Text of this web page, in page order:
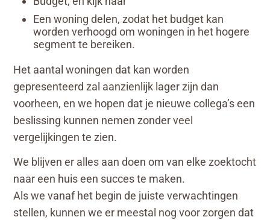
Een woning delen, zodat het budget kan
worden verhoogd om woningen in het hogere
segment te bereiken.
Het aantal woningen dat kan worden
gepresenteerd zal aanzienlijk lager zijn dan
voorheen, en we hopen dat je nieuwe collega’s een
beslissing kunnen nemen zonder veel
vergelijkingen te zien.
We blijven er alles aan doen om van elke zoektocht
naar een huis een succes te maken.
Als we vanaf het begin de juiste verwachtingen
stellen, kunnen we er meestal nog voor zorgen dat